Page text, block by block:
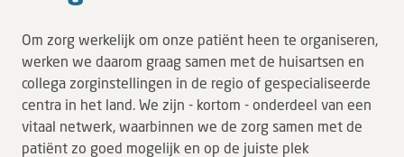
Patiëntenraad
Steun de Vrienden Van
Strategie
Zorg in Salland
Om zorg werkelijk om onze patiënt heen te organiseren,
werken we daarom graag samen met de huisartsen en
collega zorginstellingen in de regio of gespecialiseerde
centra in het land. We zijn - kortom - onderdeel van een
vitaal netwerk, waarbinnen we de zorg samen met de
patiënt zo goed mogelijk en op de juiste plek